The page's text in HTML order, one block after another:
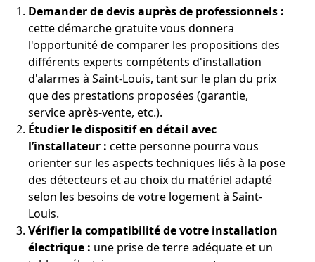
Demander de devis auprès de professionnels :
cette démarche gratuite vous donnera
l'opportunité de comparer les propositions des
différents experts compétents d'installation
d'alarmes à Saint-Louis, tant sur le plan du prix
que des prestations proposées (garantie,
service après-vente, etc.).
Étudier le dispositif en détail avec
l’installateur : cette personne pourra vous
orienter sur les aspects techniques liés à la pose
des détecteurs et au choix du matériel adapté
selon les besoins de votre logement à Saint-
Louis.
Vérifier la compatibilité de votre installation
électrique : une prise de terre adéquate et un